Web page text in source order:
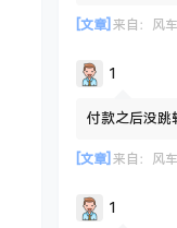
[文章] 来自： 风
1
付款之后没跳
[文章] 来自： 风
1